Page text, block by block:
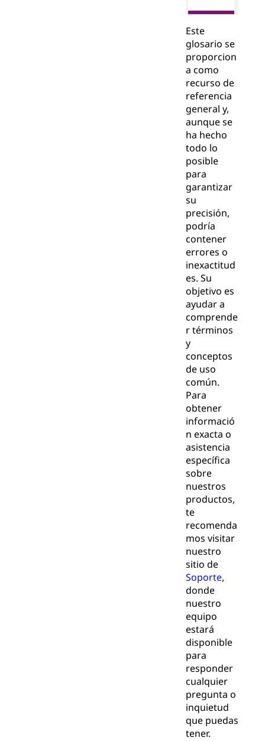
Este
glosario se
proporcion
a como
recurso de
referencia
general y,
aunque se
ha hecho
todo lo
posible
para
garantizar
su
precisión,
podría
contener
errores o
inexactitud
es. Su
objetivo es
ayudar a
comprende
r términos
y
conceptos
de uso
común.
Para
obtener
informació
n exacta o
asistencia
específica
sobre
nuestros
productos,
te
recomenda
mos visitar
nuestro
sitio de
Soporte,
donde
nuestro
equipo
estará
disponible
para
responder
cualquier
pregunta o
inquietud
que puedas
tener.